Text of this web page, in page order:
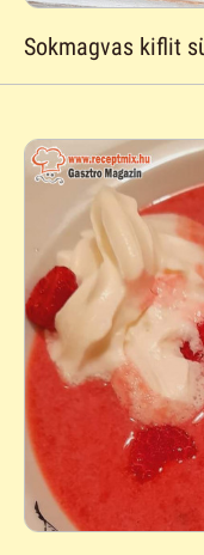
Sokmagvas kiflit